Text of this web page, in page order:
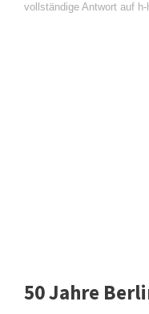
vollständige Antwort auf
50 Jahre